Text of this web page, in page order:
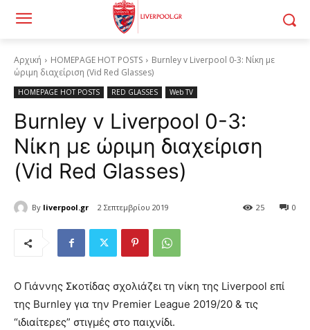
Αρχική HOMEPAGE HOT POSTS
Burnley v Liverpool 0-3: Νίκη με
ώριμη διαχείριση (Vid Red Glasses)
HOMEPAGE HOT POSTS RED GLASSES Web TV
Burnley v Liverpool 0-3:
Νίκη με ώριμη διαχείριση
(Vid Red Glasses)
By liverpool.gr 2 Σεπτεμβρίου 2019 0
25
Ο Γιάννης Σκοτίδας σχολιάζει τη νίκη της Liverpool επί
της Burnley για την Premier League 2019/20 & τις
“ιδιαίτερες” στιγμές στο παιχνίδι.